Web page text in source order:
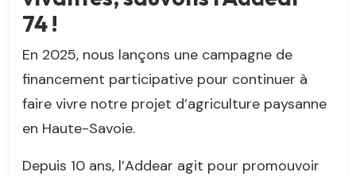
74 !
En 2025, nous lançons une campagne de
financement participative pour continuer à
faire vivre notre projet d’agriculture paysanne
en Haute-Savoie.
Depuis 10 ans, l’Addear agit pour promouvoir